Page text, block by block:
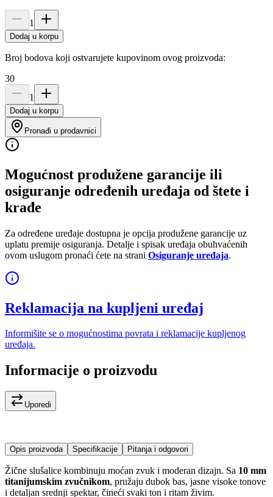
1
Dodaj u korpu
Broj bodova koji ostvarujete kupovinom ovog proizvoda:
30
1
Dodaj u korpu
Pronađi u prodavnici
Mogućnost produžene garancije ili
osiguranje određenih uređaja od štete i
krađe
Za određene uređaje dostupna je opcija produžene garancije uz
uplatu premije osiguranja. Detalje i spisak uređaja obuhvaćenih
ovom uslugom pronaći ćete na strani Osiguranje uređaja.
Reklamacija na kupljeni uređaj
Informišite se o mogućnostima povrata i reklamacije kupljenog
uređaja.
Informacije o proizvodu
Uporedi
Opis proizvoda Specifikacije Pitanja i odgovori
Žične slušalice kombinuju moćan zvuk i moderan dizajn. Sa 10 mm
titanijumskim zvučnikom, pružaju dubok bas, jasne visoke tonove
i detaljan srednji spektar, čineći svaki ton i ritam živim.